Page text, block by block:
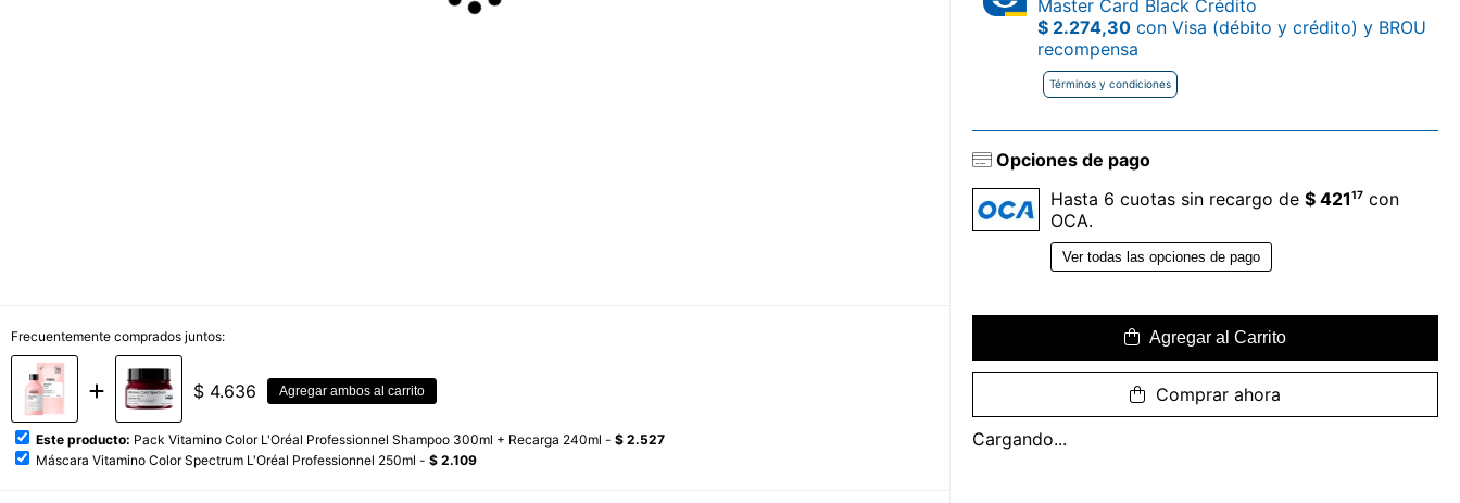
Frecuentemente comprados juntos:
$ 4.636 Agregar ambos al carrito
Este producto: Pack Vitamino Color L'Oréal Professionnel Shampoo 300ml + Recarga 240ml - $ 2.527
Máscara Vitamino Color Spectrum L'Oréal Professionnel 250ml - $ 2.109
Master Card Black Crédito
$ 2.274,30con Visa (débito y crédito) y BROU
recompensa
Términos y condiciones
Opciones de pago
Hasta 6 cuotas sin recargo de $ 42117con
OCA.
Ver todas las opciones de pago
Agregar al Carrito
Comprar ahora
Cargando...